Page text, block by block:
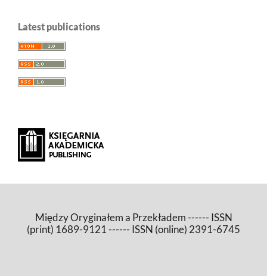
Latest publications
Między Oryginałem a Przekładem ------ ISSN
(print) 1689-9121 ------ ISSN (online) 2391-6745